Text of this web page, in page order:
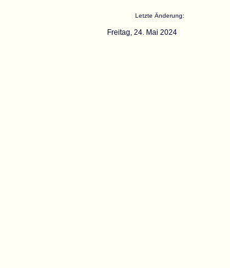
Letzte Änderung:
Freitag, 24. Mai 2024